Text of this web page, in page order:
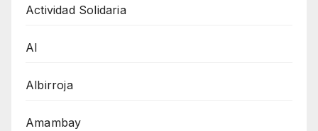
Actividad Solidaria
AI
Albirroja
Amambay